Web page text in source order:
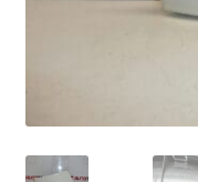
Lieferung